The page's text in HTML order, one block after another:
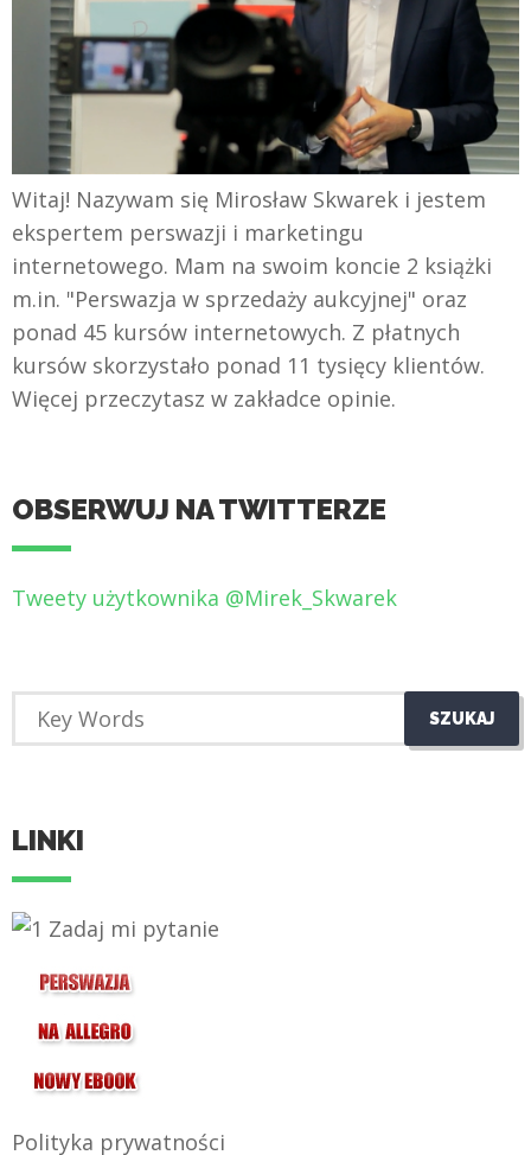
Witaj! Nazywam się Mirosław Skwarek i jestem
ekspertem perswazji i marketingu
internetowego. Mam na swoim koncie 2 książki
m.in. "Perswazja w sprzedaży aukcyjnej" oraz
ponad 45 kursów internetowych. Z płatnych
kursów skorzystało ponad 11 tysięcy klientów.
Więcej przeczytasz w zakładce opinie.
OBSERWUJ NA TWITTERZE
Tweety użytkownika @Mirek_Skwarek
LINKI
Polityka prywatności